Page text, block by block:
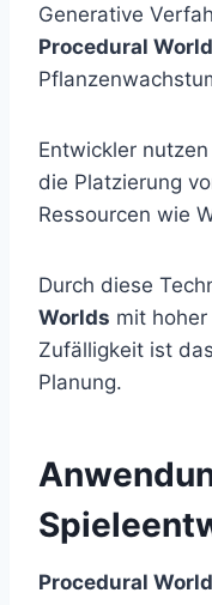
Generative
Procedural
Entwickler nutzen
die Platzierung
Ressourcen wie
Durch diese
Worlds mit
Zufälligkeit ist
Planung.
Procedural